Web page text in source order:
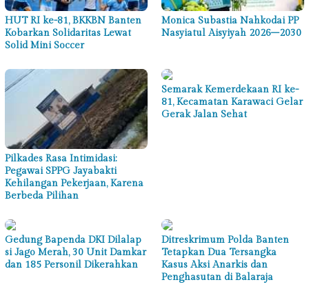
HUT RI ke-81, BKKBN Banten
Kobarkan Solidaritas Lewat
Solid Mini Soccer
Monica Subastia Nahkodai PP
Nasyiatul Aisyiyah 2026–2030
Pilkades Rasa Intimidasi:
Pegawai SPPG Jayabakti
Kehilangan Pekerjaan, Karena
Berbeda Pilihan
Semarak Kemerdekaan RI ke-
81, Kecamatan Karawaci Gelar
Gerak Jalan Sehat
Gedung Bapenda DKI Dilalap
si Jago Merah, 30 Unit Damkar
dan 185 Personil Dikerahkan
Ditreskrimum Polda Banten
Tetapkan Dua Tersangka
Kasus Aksi Anarkis dan
Penghasutan di Balaraja